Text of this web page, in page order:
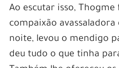
Ao escutar isso,
compaixão avassaladora
noite, levou o mendigo
deu tudo o que tinha